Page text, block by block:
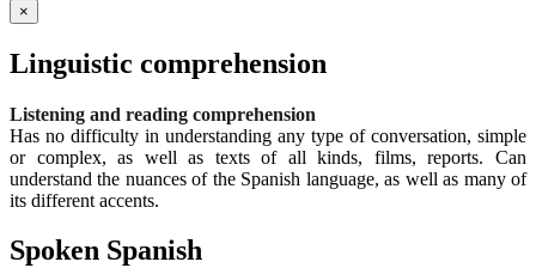
×
Linguistic comprehension
Listening and reading comprehension
Has no difficulty in understanding any type of conversation, simple
or complex, as well as texts of all kinds, films, reports. Can
understand the nuances of the Spanish language, as well as many of
its different accents.
Spoken Spanish